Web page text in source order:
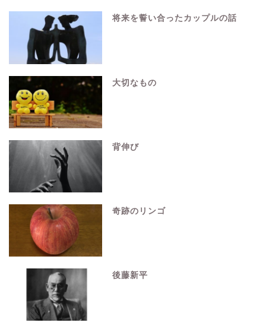
将来を誓い合ったカップルの話
大切なもの
背伸び
奇跡のリンゴ
後藤新平